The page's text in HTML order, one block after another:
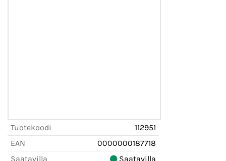
Tuotekoodi
112951
EAN
0000000187718
Saatavilla
Saatavilla